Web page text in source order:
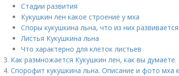
Стадии развития
Кукушкин лен какое строение у мха
Споры кукушкина льна, что из них развивается
Листья Кукушкина льна
Что характерно для клеток листьев
Как размножается Кукушкин лен, как вы думаете.
Спорофит кукушкина льна. Описание и фото мха